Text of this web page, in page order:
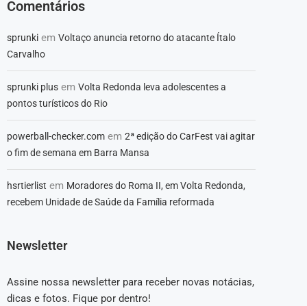
Comentários
sprunki em Voltaço anuncia retorno do atacante Ítalo
Carvalho
sprunki plus em Volta Redonda leva adolescentes a
pontos turísticos do Rio
powerball-checker.com em 2ª edição do CarFest vai agitar
o fim de semana em Barra Mansa
hsrtierlist em Moradores do Roma II, em Volta Redonda,
recebem Unidade de Saúde da Família reformada
Newsletter
Assine nossa newsletter para receber novas notácias,
dicas e fotos. Fique por dentro!